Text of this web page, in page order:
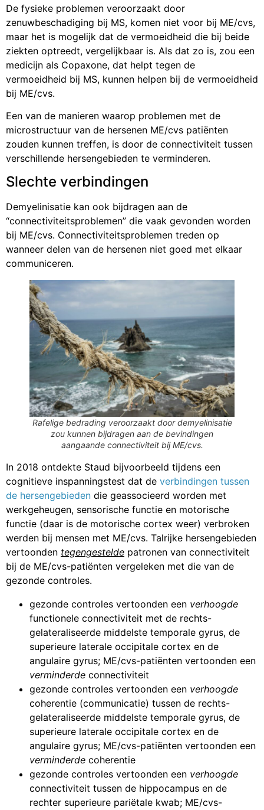
De fysieke problemen veroorzaakt door
zenuwbeschadiging bij MS, komen niet voor bij ME/cvs,
maar het is mogelijk dat de vermoeidheid die bij beide
ziekten optreedt, vergelijkbaar is. Als dat zo is, zou een
medicijn als Copaxone, dat helpt tegen de
vermoeidheid bij MS, kunnen helpen bij de vermoeidheid
bij ME/cvs.
Een van de manieren waarop problemen met de
microstructuur van de hersenen ME/cvs patiënten
zouden kunnen treffen, is door de connectiviteit tussen
verschillende hersengebieden te verminderen.
Slechte verbindingen
Demyelinisatie kan ook bijdragen aan de
“connectiviteitsproblemen” die vaak gevonden worden
bij ME/cvs. Connectiviteitsproblemen treden op
wanneer delen van de hersenen niet goed met elkaar
communiceren.
Rafelige bedrading veroorzaakt door demyelinisatie
zou kunnen bijdragen aan de bevindingen
aangaande connectiviteit bij ME/cvs.
In 2018 ontdekte Staud bijvoorbeeld tijdens een
cognitieve inspanningstest dat de verbindingen tussen
de hersengebieden die geassocieerd worden met
werkgeheugen, sensorische functie en motorische
functie (daar is de motorische cortex weer) verbroken
werden bij mensen met ME/cvs. Talrijke hersengebieden
vertoonden tegengestelde patronen van connectiviteit
bij de ME/cvs-patiënten vergeleken met die van de
gezonde controles.
gezonde controles vertoonden een verhoogde
functionele connectiviteit met de rechts-
gelateraliseerde middelste temporale gyrus, de
superieure laterale occipitale cortex en de
angulaire gyrus; ME/cvs-patiënten vertoonden een
verminderde connectiviteit
gezonde controles vertoonden een verhoogde
coherentie (communicatie) tussen de rechts-
gelateraliseerde middelste temporale gyrus, de
superieure laterale occipitale cortex en de
angulaire gyrus; ME/cvs-patiënten vertoonden een
verminderde coherentie
gezonde controles vertoonden een verhoogde
connectiviteit tussen de hippocampus en de
rechter superieure pariëtale kwab; ME/cvs-